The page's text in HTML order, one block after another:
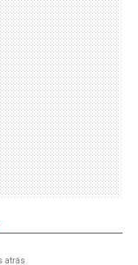
atrás